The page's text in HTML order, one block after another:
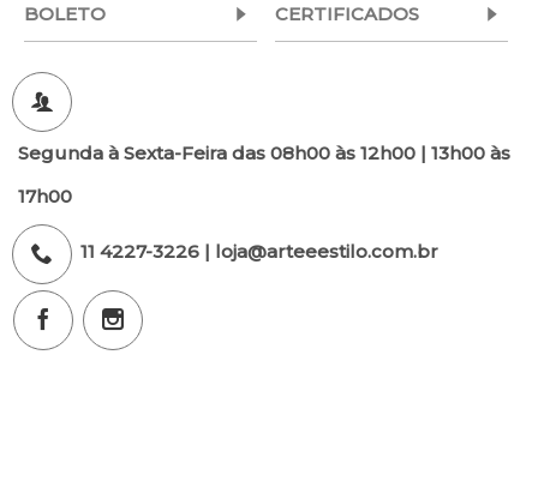
BOLETO CERTIFICADOS
Segunda à Sexta-Feira das 08h00 às 12h00 | 13h00 às
17h00
11 4227-3226 | loja@arteeestilo.com.br